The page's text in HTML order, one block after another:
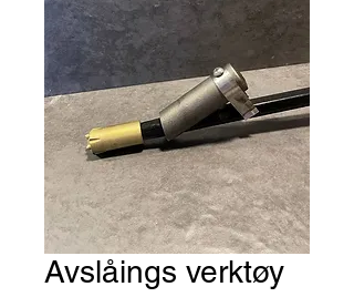
Avslåings verktøy